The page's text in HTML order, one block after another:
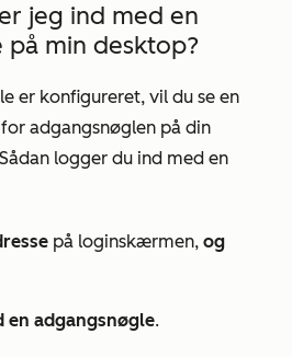
jeg ind med en
min desktop?
er konfigureret, vil du se en
adgangsnøglen på din
logger du ind med en
på loginskærmen, og
en adgangsnøgle.